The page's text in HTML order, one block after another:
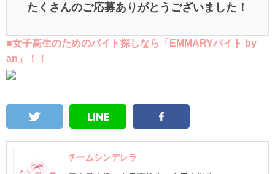
たくさんのご応募ありがとうございました！
■女子高生のためのバイト探しなら「EMMARYバイト by
an」！！
チームシンデレラ